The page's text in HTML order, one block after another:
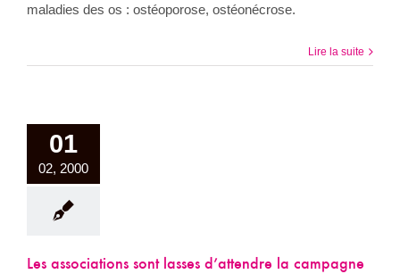
maladies des os : ostéoporose, ostéonécrose.
Lire la suite
01
02, 2000
Les associations sont lasses d’attendre la campagne